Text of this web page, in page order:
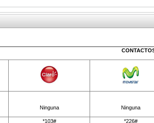
Ninguna Ninguna
*103# *226#